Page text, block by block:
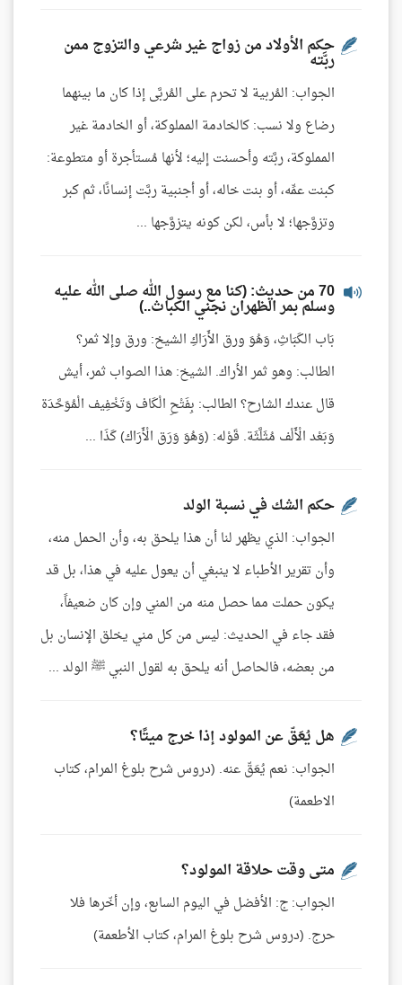
حكم الأولاد من زواج غير شرعي والتزوج ممن
ربَّته
الجواب: المُربية لا تحرم على المُربَّى إذا كان ما بينهما
رضاع ولا نسب: كالخادمة المملوكة، أو الخادمة غير
المملوكة، ربَّته وأحسنت إليه؛ لأنها مُستأجرة أو متطوعة:
كبنت عمِّه، أو بنت خاله، أو أجنبية ربَّت إنسانًا، ثم كبر
وتزوَّجها؛ لا بأس، لكن كونه يتزوَّجها ...
70 من حديث: (كنا مع رسول الله صلى الله عليه
وسلم بمر الظهران نجني الكباث..)
بَاب الكَبَاثِ، وَهُوَ ورق الأَرَاكِ الشيخ: ورق وإلا ثمر؟
الطالب: وهو ثمر الأراك. الشيخ: هذا الصواب ثمر، أيش
قال عندك الشارح؟ الطالب: بِفَتْحِ الْكَاف وَتَخْفِيف الْمُوَحَّدَة
وَبَعْد الْأَلْف مُثَلَّثَة. قَوْله: (وَهُوَ وَرَق الْأَرَاك) كَذَا ...
حكم الشك في نسبة الولد
الجواب: الذي يظهر لنا أن هذا يلحق به، وأن الحمل منه،
وأن تقرير الأطباء لا ينبغي أن يعول عليه في هذا، بل قد
يكون حملت مما حصل منه من المني وإن كان ضعيفاً،
فقد جاء في الحديث: ليس من كل مني يخلق الإنسان بل
من بعضه، فالحاصل أنه يلحق به لقول النبي ﷺ الولد ...
هل يُعَقّ عن المولود إذا خرج ميتًا؟
الجواب: نعم يُعَقّ عنه. (دروس شرح بلوغ المرام، كتاب
الاطعمة)
متى وقت حلاقة المولود؟
الجواب: ج: الأفضل في اليوم السابع، وإن أخّرها فلا
حرج. (دروس شرح بلوغ المرام، كتاب الأطعمة)